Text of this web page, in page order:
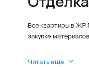
Все квартиры в ЖР
закупке
Читать еще